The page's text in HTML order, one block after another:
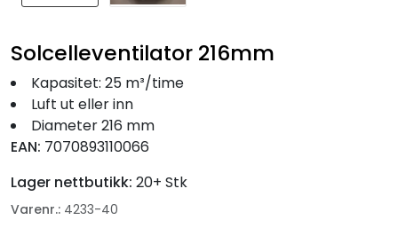
Solcelleventilator 216mm
Kapasitet: 25 m³/time
Luft ut eller inn
Diameter 216 mm
EAN: 7070893110066
Lager nettbutikk: 20+ Stk
Varenr.: 4233-40